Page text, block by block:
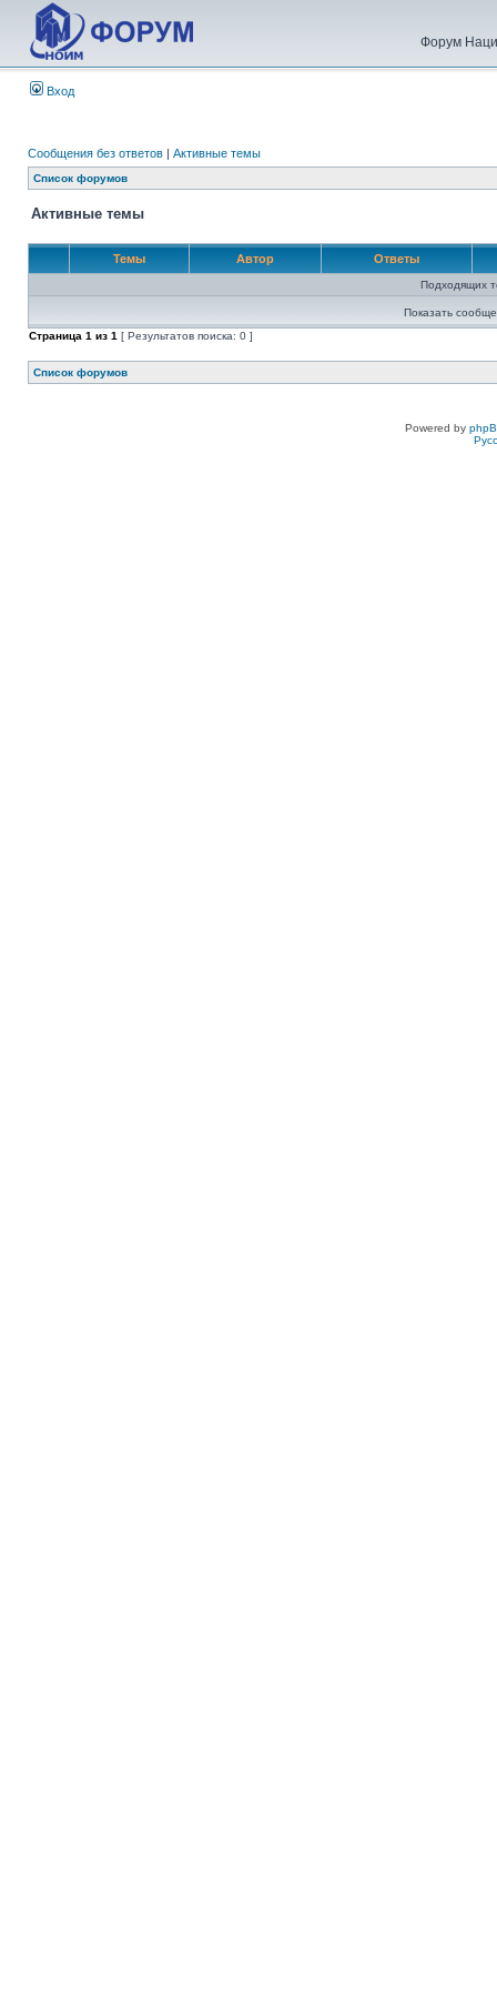
Форум
Вход
Сообщения без ответов | Активные темы
Список форумов
Активные темы
Темы Автор Ответы
Подходящих
Показать
Страница 1 из 1 [ Результатов поиска: 0 ]
Список форумов
Powered by